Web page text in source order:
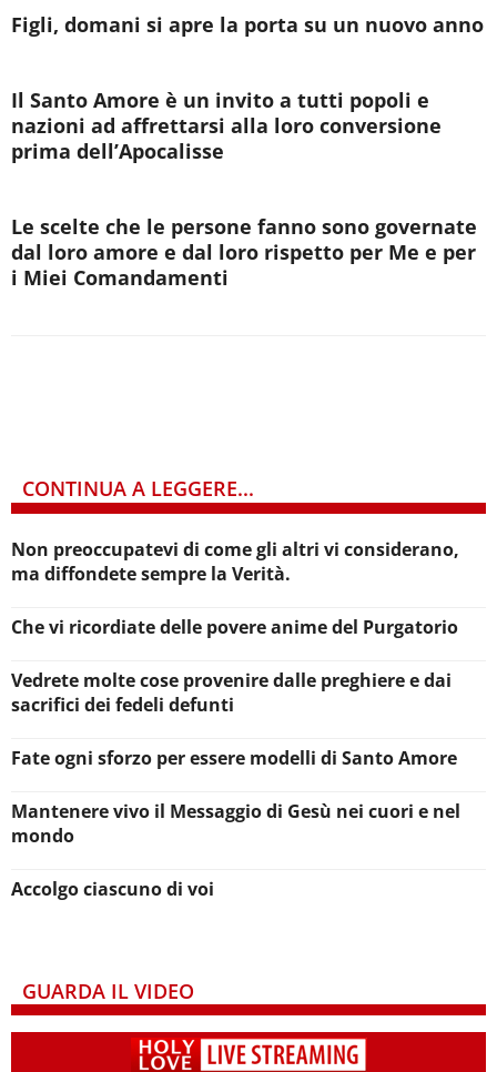
Figli, domani si apre la porta su un nuovo anno
Il Santo Amore è un invito a tutti popoli e
nazioni ad affrettarsi alla loro conversione
prima dell’Apocalisse
Le scelte che le persone fanno sono governate
dal loro amore e dal loro rispetto per Me e per
i Miei Comandamenti
CONTINUA A LEGGERE...
Non preoccupatevi di come gli altri vi considerano,
ma diffondete sempre la Verità.
Che vi ricordiate delle povere anime del Purgatorio
Vedrete molte cose provenire dalle preghiere e dai
sacrifici dei fedeli defunti
Fate ogni sforzo per essere modelli di Santo Amore
Mantenere vivo il Messaggio di Gesù nei cuori e nel
mondo
Accolgo ciascuno di voi
GUARDA IL VIDEO